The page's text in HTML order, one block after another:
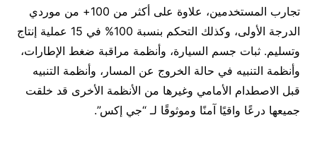
تجارب المستخدمين، علاوة على أكثر من 100+ من موردي
الدرجة الأولى، وكذلك التحكم بنسبة 100% في 15 عملية إنتاج
وتسليم. ثبات جسم السيارة، وأنظمة مراقبة ضغط الإطارات،
وأنظمة التنبيه في حالة الخروج عن المسار، وأنظمة التنبيه
قبل الاصطدام الأمامي وغيرها من الأنظمة الأخرى قد خلقت
جميعها درعًا واقيًا آمنًا وموثوقًا لـ “جي إكس”.